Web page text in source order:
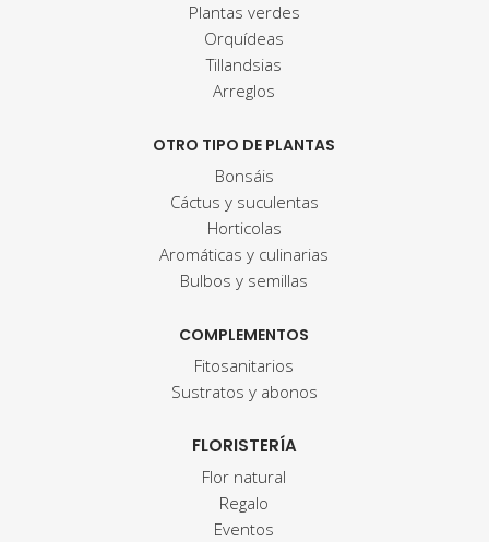
Plantas verdes
Orquídeas
Tillandsias
Arreglos
OTRO TIPO DE PLANTAS
Bonsáis
Cáctus y suculentas
Horticolas
Aromáticas y culinarias
Bulbos y semillas
COMPLEMENTOS
Fitosanitarios
Sustratos y abonos
FLORISTERÍA
Flor natural
Regalo
Eventos